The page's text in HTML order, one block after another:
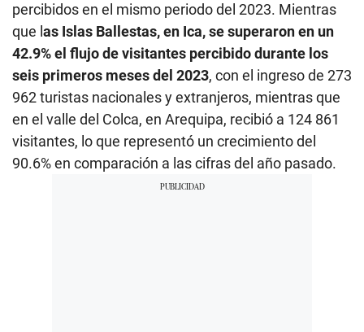
percibidos en el mismo periodo del 2023. Mientras
que las Islas Ballestas, en Ica, se superaron en un
42.9% el flujo de visitantes percibido durante los
seis primeros meses del 2023, con el ingreso de 273
962 turistas nacionales y extranjeros, mientras que
en el valle del Colca, en Arequipa, recibió a 124 861
visitantes, lo que representó un crecimiento del
90.6% en comparación a las cifras del año pasado.